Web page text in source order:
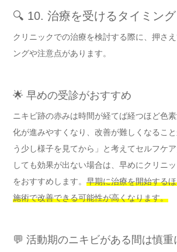
🔍 10. 治療を受けるタイミン
クリニックでの治療を検討する際に、押さ
ングや注意点があります。
🌟 早めの受診がおすすめ
ニキビ跡の赤みは時間が経てば経つほど色
化が進みやすくなり、改善が難しくなるこ
う少し様子を見てから」と考えてセルフケ
しても効果が出ない場合は、早めにクリニ
をおすすめします。 早期に治療を開始する
施術で改善できる可能性が高くなります。
💬 活動期のニキビがある間は慎重